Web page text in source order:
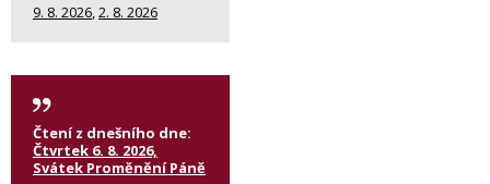
9. 8. 2026,2. 8. 2026
Čtení z dnešního dne:
Čtvrtek 6. 8. 2026,
Svátek Proměnění Páně